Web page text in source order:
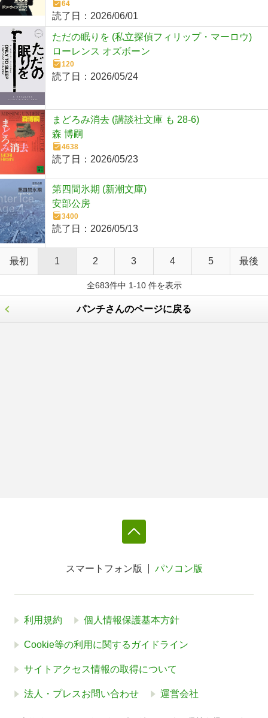
64
読了日： 2026/06/01
ただの眠りを (私立探偵フィリップ・マーロウ)
ローレンス オズボーン
120
読了日： 2026/05/24
まどろみ消去 (講談社文庫 も 28-6)
森 博嗣
4638
読了日： 2026/05/23
第四間氷期 (新潮文庫)
安部公房
3400
読了日： 2026/05/13
最初 1 2 3 4 5 最後
全683件中 1-10 件を表示
パンチさんのページに戻る
スマートフォン版 パソコン版
利用規約 個人情報保護基本方針
Cookie等の利用に関するガイドライン
サイトアクセス情報の取得について
法人・プレスお問い合わせ 運営会社